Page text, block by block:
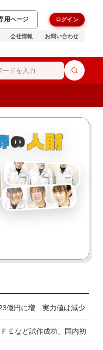
用ページ ログイン
会社情報 お問い合わせ
億円に増 実力値は減少
Ｅなど試作成功、国内初